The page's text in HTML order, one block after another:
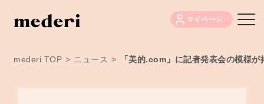
マイページ
mederi TOP > ニュース > 「美的.com」に記者発表会の模様